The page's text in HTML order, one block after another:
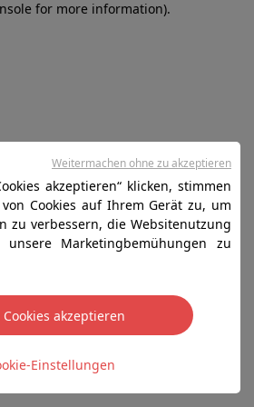
for more information).
akzeptieren“ klicken, stimmen
Cookies auf Ihrem Gerät zu, um
zu verbessern, die Websitenutzung
Marketingbemühungen zu
Cookies akzeptieren
Einstellungen
Weitermachen ohne zu akzeptieren